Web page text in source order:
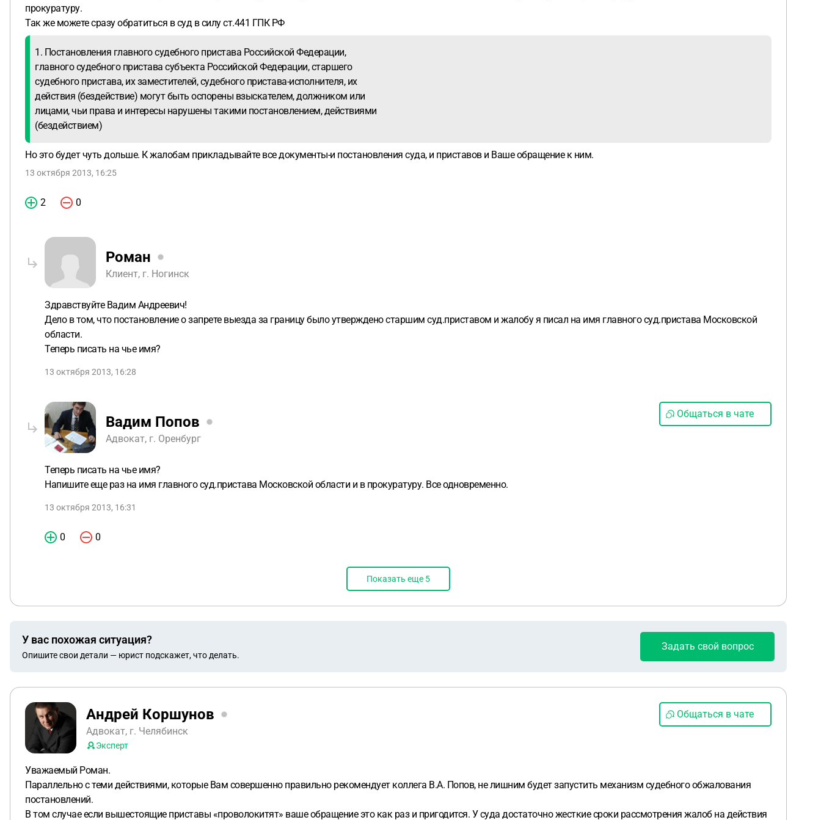
прокуратуру.
Так же можете сразу обратиться в суд в силу ст.441 ГПК РФ
1. Постановления главного судебного пристава Российской Федерации,
главного судебного пристава субъекта Российской Федерации, старшего
судебного пристава, их заместителей, судебного пристава-исполнителя, их
действия (бездействие) могут быть оспорены взыскателем, должником или
лицами, чьи права и интересы нарушены такими постановлением, действиями
(бездействием)
Но это будет чуть дольше. К жалобам прикладывайте все документы-и постановления суда, и приставов и Ваше обращение к ним.
13 октября 2013, 16:25
2 0
Роман
Клиент, г. Ногинск
Здравствуйте Вадим Андреевич!
Дело в том, что постановление о запрете выезда за границу было утверждено старшим суд.приставом и жалобу я писал на имя главного суд.пристава Московской
области.
Теперь писать на чье имя?
13 октября 2013, 16:28
Вадим Попов
Адвокат, г. Оренбург
Общаться в чате
Теперь писать на чье имя?
Напишите еще раз на имя главного суд.пристава Московской области и в прокуратуру. Все одновременно.
13 октября 2013, 16:31
0 0
Показать еще 5
У вас похожая ситуация?
Опишите свои детали — юрист подскажет, что делать.
Задать свой вопрос
Андрей Коршунов
Адвокат, г. Челябинск
Эксперт
Общаться в чате
Уважаемый Роман.
Параллельно с теми действиями, которые Вам совершенно правильно рекомендует коллега В.А. Попов, не лишним будет запустить механизм судебного обжалования
постановлений.
В том случае если вышестоящие приставы «проволокитят» ваше обращение это как раз и пригодится. У суда достаточно жесткие сроки рассмотрения жалоб на действия